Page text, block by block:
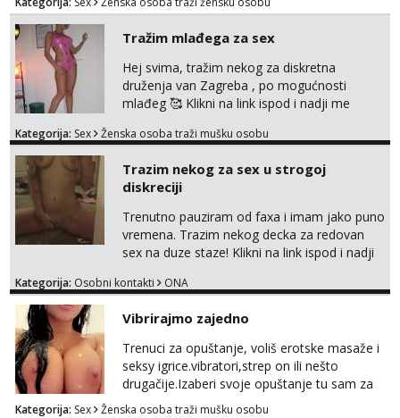
Tražim mlađega za sex
Hej svima, tražim nekog za diskretna
druženja van Zagreba , po mogućnosti
mlađeg 🥰 Klikni na link ispod i nadji me
Kategorija: Sex Ženska osoba traži mušku osobu
Trazim nekog za sex u strogoj
diskreciji
Trenutno pauziram od faxa i imam jako puno
vremena. Trazim nekog decka za redovan
sex na duze staze! Klikni na link ispod i nadji
Kategorija: Osobni kontakti ONA
Vibrirajmo zajedno
Trenuci za opuštanje, voliš erotske masaže i
seksy igrice.vibratori,strep on ili nešto
drugačije.Izaberi svoje opuštanje tu sam za
tebe.sve info na mob 095/762-8147
Kategorija: Sex Ženska osoba traži mušku osobu